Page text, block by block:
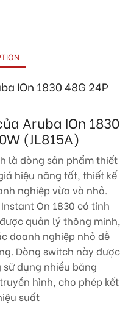
IOn 1830 48G 24P
Aruba IOn 1830
(JL815A)
là dòng sản phẩm thiết
hiệu năng tốt, thiết kế
nghiệp vừa và nhỏ.
On 1830 có tính
quản lý thông minh,
doanh nghiệp nhỏ dễ
Dòng switch này được
dụng nhiều băng
hình, cho phép kết
suất